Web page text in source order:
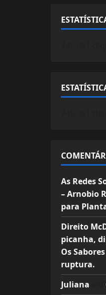
As Redes
– Arnobio
para
Direito
picanha,
Os
ruptura.
Juliana